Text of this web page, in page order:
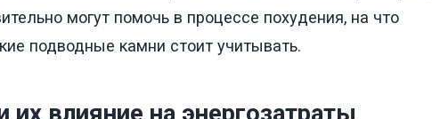
могут помочь в процессе похудения, на что
подводные камни стоит учитывать.